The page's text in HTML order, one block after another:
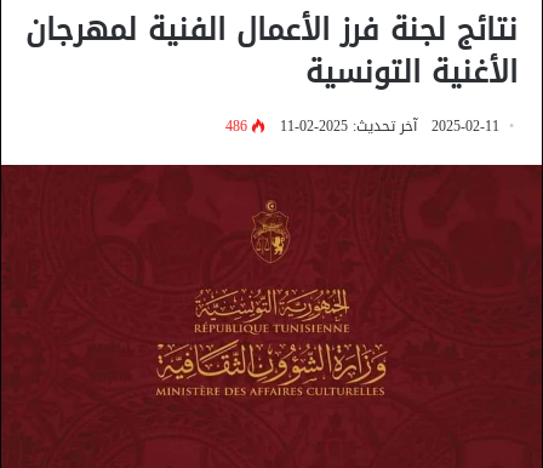
نتائج لجنة فرز الأعمال الفنية لمهرجان
الأغنية التونسية
2025-02-11 آخر تحديث: 2025-02-11 486